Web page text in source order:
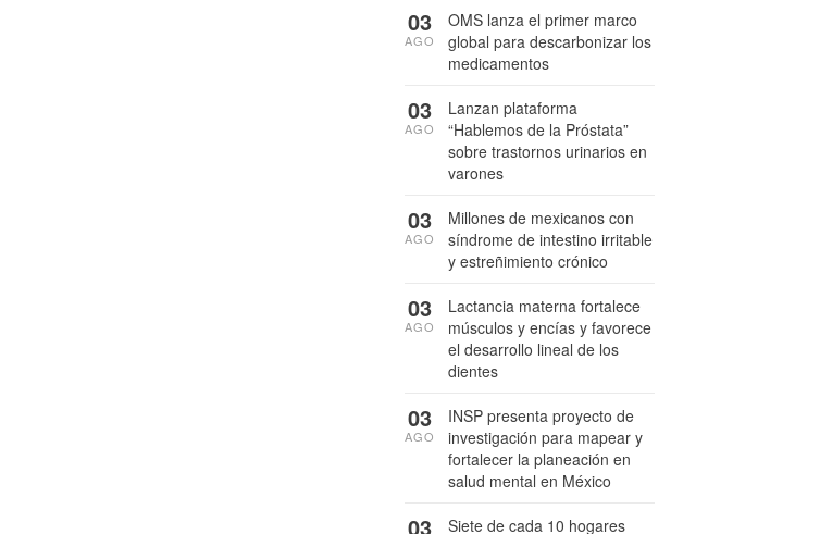
OMS lanza el primer marco
global para descarbonizar los
medicamentos
03
AGO
Lanzan plataforma
“Hablemos de la Próstata”
sobre trastornos urinarios en
varones
03
AGO
Millones de mexicanos con
síndrome de intestino irritable
y estreñimiento crónico
03
AGO
Lactancia materna fortalece
músculos y encías y favorece
el desarrollo lineal de los
dientes
03
AGO
INSP presenta proyecto de
investigación para mapear y
fortalecer la planeación en
salud mental en México
03
AGO
Siete de cada 10 hogares
03